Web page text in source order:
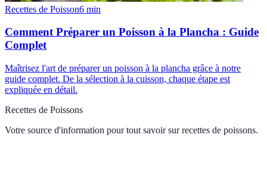
Recettes de Poisson6 min
Comment Préparer un Poisson à la Plancha : Guide
Complet
Maîtrisez l'art de préparer un poisson à la plancha grâce à notre
guide complet. De la sélection à la cuisson, chaque étape est
expliquée en détail.
Recettes de Poissons
Votre source d'information pour tout savoir sur recettes de poissons.